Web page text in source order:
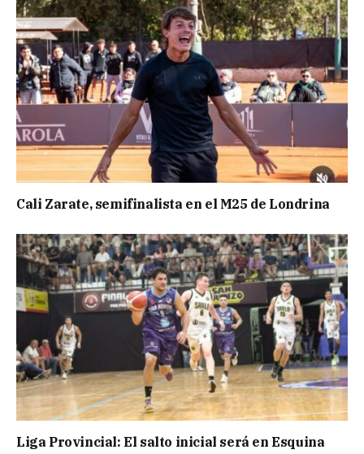
Cali Zarate, semifinalista en el M25 de Londrina
Liga Provincial: El salto inicial será en Esquina